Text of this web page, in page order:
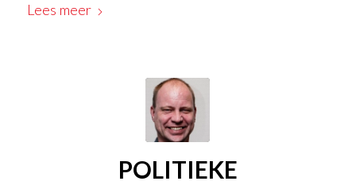
Lees meer
POLITIEKE